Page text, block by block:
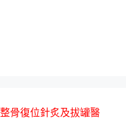
骨復位針炙及拔罐醫